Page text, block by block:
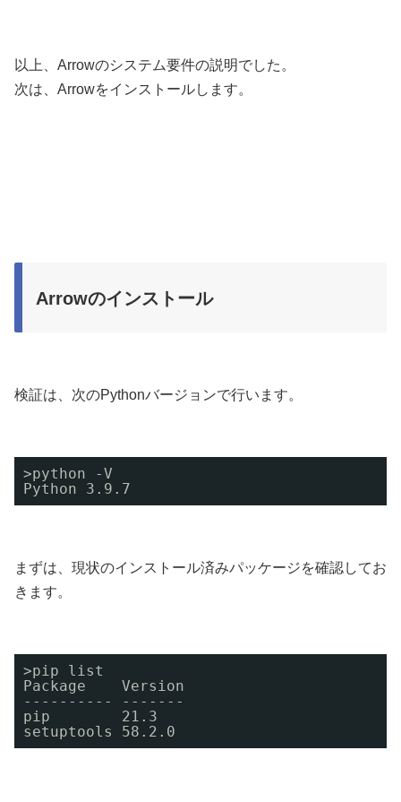
以上、Arrowのシステム要件の説明でした。
次は、Arrowをインストールします。
Arrowのインストール
検証は、次のPythonバージョンで行います。
>python -V
Python 3.9.7
まずは、現状のインストール済みパッケージを確認してお
きます。
>pip list
Package    Version
---------- -------
pip        21.3
setuptools 58.2.0